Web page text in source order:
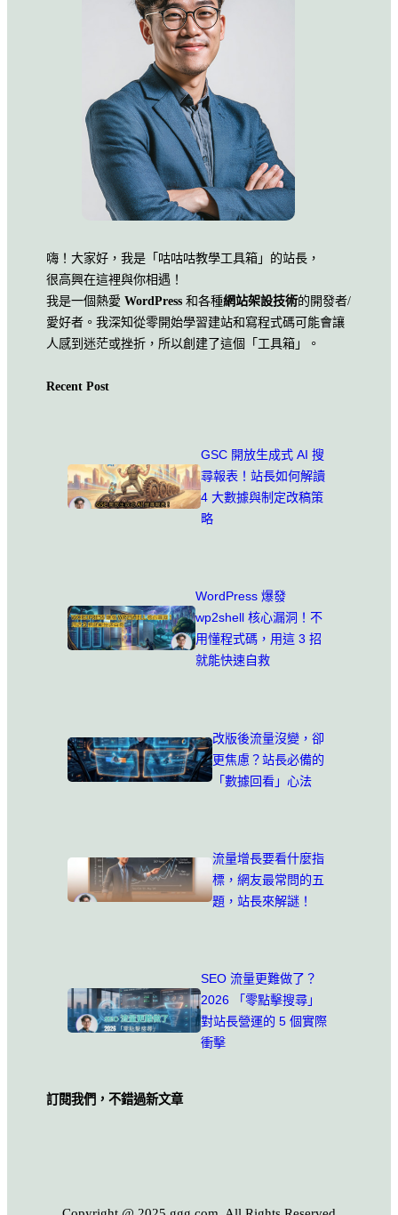
嗨！大家好，我是「咕咕咕教學工具箱」的站長，
很高興在這裡與你相遇！
我是一個熱愛 WordPress 和各種網站架設技術的開發者/
愛好者。我深知從零開始學習建站和寫程式碼可能會讓
人感到迷茫或挫折，所以創建了這個「工具箱」。
Recent Post
GSC 開放生成式 AI 搜
尋報表！站長如何解讀
4 大數據與制定改稿策
略
WordPress 爆發
wp2shell 核心漏洞！不
用懂程式碼，用這 3 招
就能快速自救
改版後流量沒變，卻
更焦慮？站長必備的
「數據回看」心法
流量增長要看什麼指
標，網友最常問的五
題，站長來解謎！
SEO 流量更難做了？
2026 「零點擊搜尋」
對站長營運的 5 個實際
衝擊
訂閱我們，不錯過新文章